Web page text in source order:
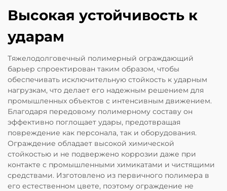
Высокая устойчивость к
ударам
Тяжелодолговечный полимерный ограждающий
барьер спроектирован таким образом, чтобы
обеспечивать исключительную стойкость к ударным
нагрузкам, что делает его надежным решением для
промышленных объектов с интенсивным движением.
Благодаря передовому полимерному составу он
эффективно поглощает удары, предотвращая
повреждение как персонала, так и оборудования.
Ограждение обладает высокой химической
стойкостью и не подвержено коррозии даже при
контакте с промышленными химикатами и чистящими
средствами. Изготовлено из первичного полимера в
его естественном цвете, поэтому ограждение не